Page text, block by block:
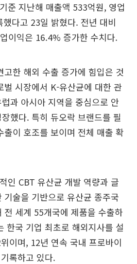
준 지난해 매출액 533억원, 영업
다고 23일 밝혔다. 전년 대비
이익은 16.4% 증가한 수치다.
고한 해외 수출 증가에 힘입은 것
벌 시장에서 K-유산균에 대한 관
과 아시아 지역을 중심으로 안
했다. 특히 듀오락 브랜드를 필
출이 호조를 보이며 전체 매출 확
인 CBT 유산균 개발 역량과 글
기술을 기반으로 유산균 종주국
전 세계 55개국에 제품을 수출하
한국 기업 최초로 해외지사를 설
이며, 12년 연속 국내 프로바이
록하고 있다.